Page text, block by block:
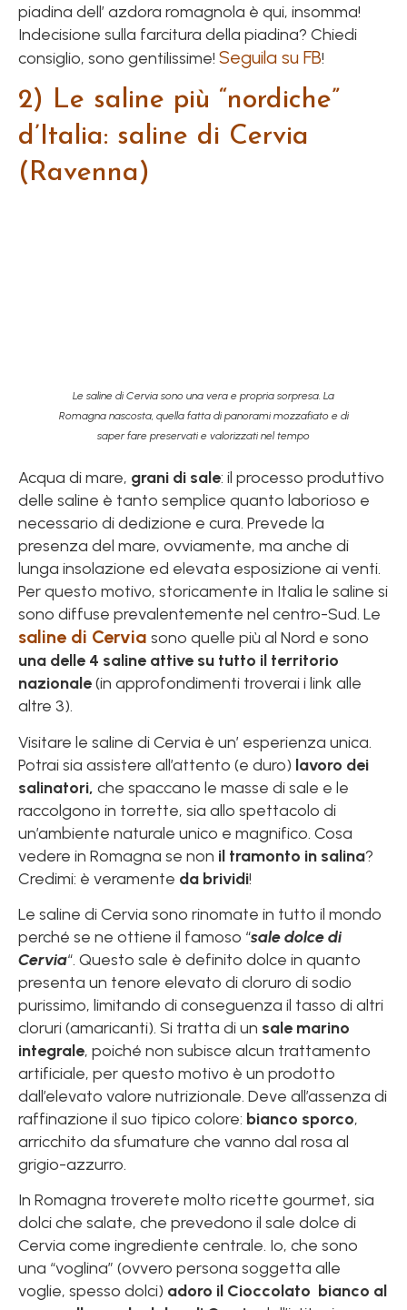
piadina dell’ azdora romagnola è qui, insomma!
Indecisione sulla farcitura della piadina? Chiedi
consiglio, sono gentilissime! Seguila su FB!
2) Le saline più “nordiche”
d’Italia: saline di Cervia
(Ravenna)
Le saline di Cervia sono una vera e propria sorpresa. La
Romagna nascosta, quella fatta di panorami mozzafiato e di
saper fare preservati e valorizzati nel tempo
Acqua di mare, grani di sale: il processo produttivo
delle saline è tanto semplice quanto laborioso e
necessario di dedizione e cura. Prevede la
presenza del mare, ovviamente, ma anche di
lunga insolazione ed elevata esposizione ai venti.
Per questo motivo, storicamente in Italia le saline si
sono diffuse prevalentemente nel centro-Sud. Le
saline di Cervia sono quelle più al Nord e sono
una delle 4 saline attive su tutto il territorio
nazionale(in approfondimenti troverai i link alle
altre 3).
Visitare le saline di Cervia è un’ esperienza unica.
Potrai sia assistere all’attento (e duro) lavoro dei
salinatori, che spaccano le masse di sale e le
raccolgono in torrette, sia allo spettacolo di
un’ambiente naturale unico e magnifico. Cosa
vedere in Romagna se non il tramonto in salina?
Credimi: è veramente da brividi!
Le saline di Cervia sono rinomate in tutto il mondo
perché se ne ottiene il famoso “sale dolce di
Cervia“. Questo sale è definito dolce in quanto
presenta un tenore elevato di cloruro di sodio
purissimo, limitando di conseguenza il tasso di altri
cloruri (amaricanti). Si tratta di un sale marino
integrale, poiché non subisce alcun trattamento
artificiale, per questo motivo è un prodotto
dall’elevato valore nutrizionale. Deve all’assenza di
raffinazione il suo tipico colore: bianco sporco,
arricchito da sfumature che vanno dal rosa al
grigio-azzurro.
In Romagna troverete molto ricette gourmet, sia
dolci che salate, che prevedono il sale dolce di
Cervia come ingrediente centrale. Io, che sono
una “voglina” (ovvero persona soggetta alle
voglie, spesso dolci) adoro il Cioccolato bianco al